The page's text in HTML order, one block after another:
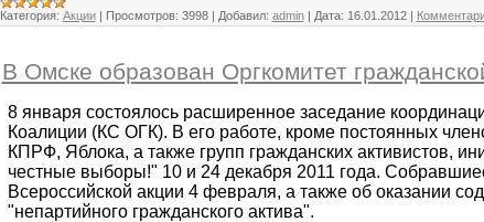
Категория: Акции | Просмотров: 3998 | Добавил: admin | Дата: 16.01.2012 |
В Омске образован Оргкомитет
8 января состоялось расширенное заседание
Коалиции (КС ОГК). В его работе, кроме постоянных
КПРФ, Яблока, а также групп гражданских активистов,
честные выборы!" 10 и 24 декабря 2011 года.
Всероссийской акции 4 февраля, а также об оказании
"непартийного гражданского актива".